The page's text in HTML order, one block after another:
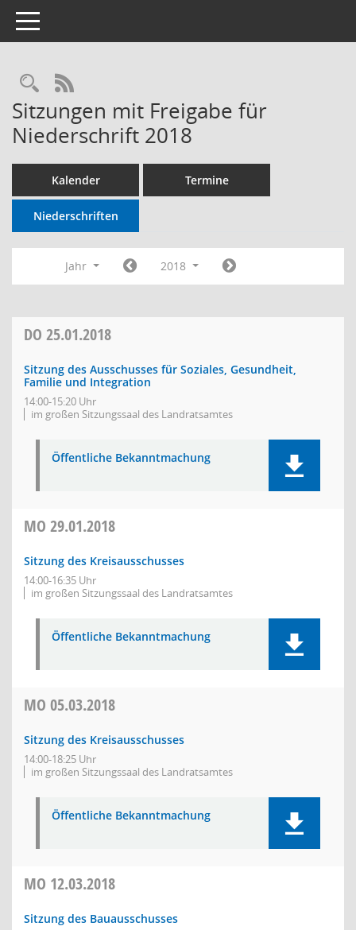
Toggle navigation
RSS-Feed
Sitzungen mit Freigabe für
Niederschrift 2018
Kalender Termine
Niederschriften
Jahr 2018
DO 25.01.2018
Sitzung des Ausschusses für Soziales, Gesundheit,
Familie und Integration
14:00-15:20 Uhr
im großen Sitzungssaal des Landratsamtes
Öffentliche Bekanntmachung
MO 29.01.2018
Sitzung des Kreisausschusses
14:00-16:35 Uhr
im großen Sitzungssaal des Landratsamtes
Öffentliche Bekanntmachung
MO 05.03.2018
Sitzung des Kreisausschusses
14:00-18:25 Uhr
im großen Sitzungssaal des Landratsamtes
Öffentliche Bekanntmachung
MO 12.03.2018
Sitzung des Bauausschusses